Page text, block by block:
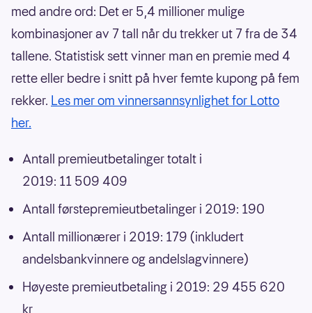
med andre ord: Det er 5,4 millioner mulige
kombinasjoner av 7 tall når du trekker ut 7 fra de 34
tallene. Statistisk sett vinner man en premie med 4
rette eller bedre i snitt på hver femte kupong på fem
rekker. Les mer om vinnersannsynlighet for Lotto
her.
Antall premieutbetalinger totalt i
2019: 11 509 409
Antall førstepremieutbetalinger i 2019: 190
Antall millionærer i 2019: 179 (inkludert
andelsbankvinnere og andelslagvinnere)
Høyeste premieutbetaling i 2019: 29 455 620
kr